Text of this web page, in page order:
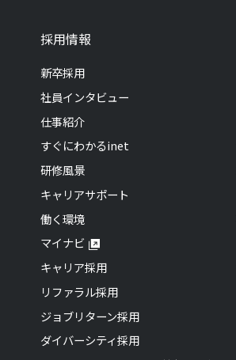
採用情報
新卒採用
社員インタビュー
仕事紹介
すぐにわかるinet
研修風景
キャリアサポート
働く環境
マイナビ
キャリア採用
リファラル採用
ジョブリターン採用
ダイバーシティ採用